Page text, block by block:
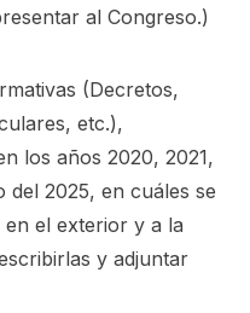
al Congreso.)
(Decretos,
etc.),
los años 2020, 2021,
2025, en cuáles se
el exterior y a la
y adjuntar